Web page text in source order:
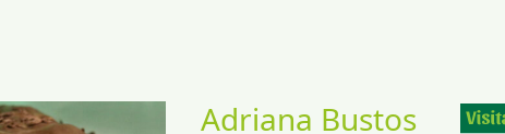
Adriana Bustos